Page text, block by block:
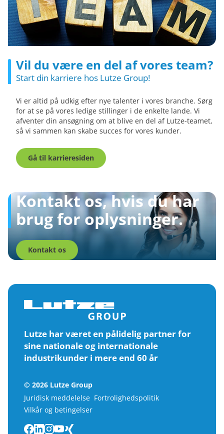
Vil du være en del af vores team?
Start din karriere hos Lutze Group!
Vi er altid på udkig efter nye talenter i vores branche. Sørg
for at se på vores ledige stillinger i de enkelte lande. Vi
afventer din ansøgning om at blive en del af Lutze-teamet,
så vi sammen kan skabe succes for vores kunder.
Gå til karrieresiden
Kontakt os, hvis du har
brug for oplysninger.
Kontakt os
Lutze har været en pålidelig partner for
sine nationale og internationale
industrikunder i mere end 60 år
© 2026 Lutze Group
Juridisk meddelelse Fortrolighedspolitik
Vilkår og betingelser